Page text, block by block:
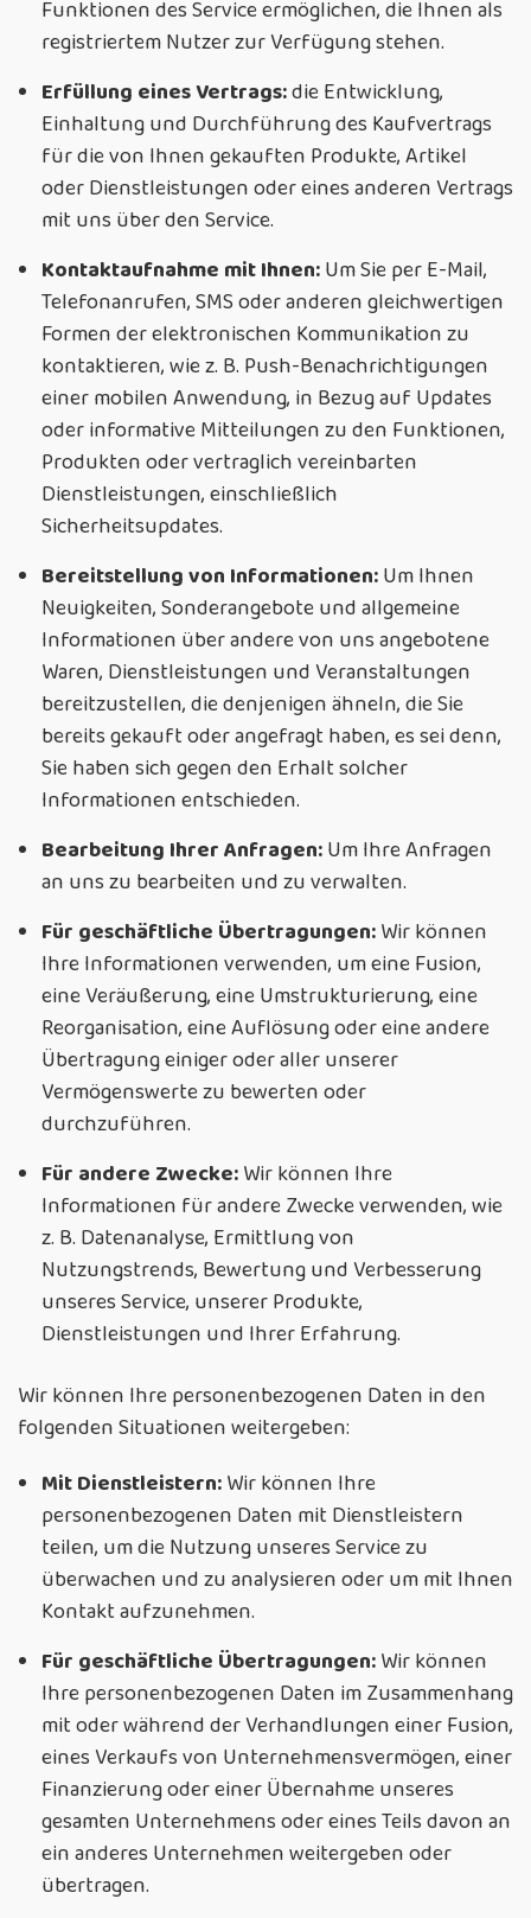
Funktionen des Service ermöglichen, die Ihnen als
registriertem Nutzer zur Verfügung stehen.
Erfüllung eines Vertrags:die Entwicklung,
Einhaltung und Durchführung des Kaufvertrags
für die von Ihnen gekauften Produkte, Artikel
oder Dienstleistungen oder eines anderen Vertrags
mit uns über den Service.
Kontaktaufnahme mit Ihnen:Um Sie per E-Mail,
Telefonanrufen, SMS oder anderen gleichwertigen
Formen der elektronischen Kommunikation zu
kontaktieren, wie z. B. Push-Benachrichtigungen
einer mobilen Anwendung, in Bezug auf Updates
oder informative Mitteilungen zu den Funktionen,
Produkten oder vertraglich vereinbarten
Dienstleistungen, einschließlich
Sicherheitsupdates.
Bereitstellung von Informationen:Um Ihnen
Neuigkeiten, Sonderangebote und allgemeine
Informationen über andere von uns angebotene
Waren, Dienstleistungen und Veranstaltungen
bereitzustellen, die denjenigen ähneln, die Sie
bereits gekauft oder angefragt haben, es sei denn,
Sie haben sich gegen den Erhalt solcher
Informationen entschieden.
Bearbeitung Ihrer Anfragen:Um Ihre Anfragen
an uns zu bearbeiten und zu verwalten.
Für geschäftliche Übertragungen:Wir können
Ihre Informationen verwenden, um eine Fusion,
eine Veräußerung, eine Umstrukturierung, eine
Reorganisation, eine Auflösung oder eine andere
Übertragung einiger oder aller unserer
Vermögenswerte zu bewerten oder
durchzuführen.
Für andere Zwecke:Wir können Ihre
Informationen für andere Zwecke verwenden, wie
z. B. Datenanalyse, Ermittlung von
Nutzungstrends, Bewertung und Verbesserung
unseres Service, unserer Produkte,
Dienstleistungen und Ihrer Erfahrung.
Wir können Ihre personenbezogenen Daten in den
folgenden Situationen weitergeben:
Mit Dienstleistern:Wir können Ihre
personenbezogenen Daten mit Dienstleistern
teilen, um die Nutzung unseres Service zu
überwachen und zu analysieren oder um mit Ihnen
Kontakt aufzunehmen.
Für geschäftliche Übertragungen:Wir können
Ihre personenbezogenen Daten im Zusammenhang
mit oder während der Verhandlungen einer Fusion,
eines Verkaufs von Unternehmensvermögen, einer
Finanzierung oder einer Übernahme unseres
gesamten Unternehmens oder eines Teils davon an
ein anderes Unternehmen weitergeben oder
übertragen.